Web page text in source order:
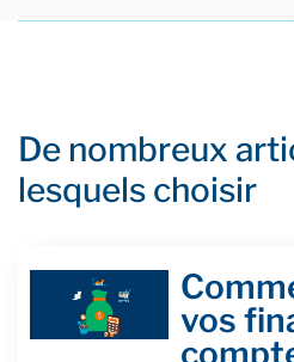
De nombreux
lesquels choisir
vos